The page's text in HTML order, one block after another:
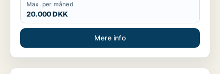
Max. per måned
20.000 DKK
Mere info